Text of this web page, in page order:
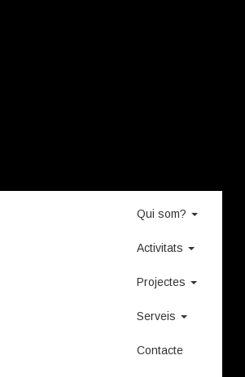
Qui som?
Activitats
Projectes
Serveis
Contacte